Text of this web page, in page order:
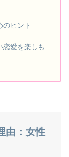
のヒント
恋愛を楽しも
由：女性